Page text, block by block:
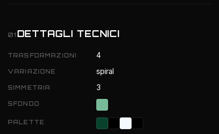
01 DETTAGLI TECNICI
TRASFORMAZIONI 4
VARIAZIONE spiral
SIMMETRIA 3
SFONDO
PALETTE